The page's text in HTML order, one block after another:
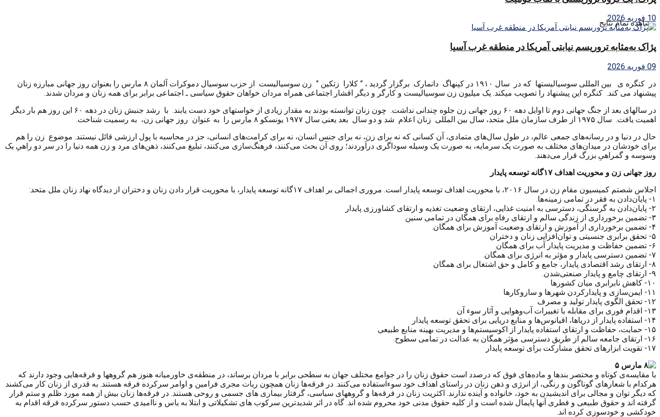
مشاهده تمام نتایج
10 فوریه 2026
پژاک به‌مثابه تروریسم نیابتی آمریکا در منطقه غرب آسیا
09 فوریه 2026
در کنگره ی بین المللی سوسیالیستها که در سال ۱۹۱۰ در کپنهاگ دانمارک برگزار گردید ، ” کلارا زتکین ” زن سوسیالیست از حزب سوسیال دموکرات آلمان ۸ مارس را بعنوان روز جهانی مبارزه زنان
پیشنهاد می کند. کنگره این پیشنهاد را تصویب میکند. یک میلیون زن سوسیالیست و کارگر و دیگر اقشار اجتماعی همراه مردان خواهان حقوق سیاسی ـ اجتماعی برابر برای همه زنان و مردان شدند.
در سالهای بعد از جنگ جهانی دوم تا اوایل دهه ۶۰ روز جهانی زن جلوه چندانی نداشت. چون زنان توانسته بودند به مقدار زیادی از خواستهای خود دست یابند. با رشد جنبش زنان در دهه ۶۰ این روز هم بار دیگر
اهمیت یافت. سال ۱۹۷۵ از طرف سازمان ملل متحد، سال بین المللی زنان اعلام شد و دو سال بعد یعنی سال ۱۹۷۷ یونسکو ۸ مارس را به عنوان روز جهانی زن، به رسمیت شناخت.
حال در دنیا و در رسانه‌هاى جمعى عالم، در طول سال‌هاى متمادى‌، آن کسانى که نه براى زن‌، نه براى جنس انسان‌، نه براى کرامت‌هاى انسانى‌، جز در محاسبه با پول ارزشى قائل نیستند. موضوع زن را هم
براى خودشان در میدان‌هاى مختلف به صورت یک سرمایه، به صورت یک وسیله سوداگرى درآوردند؛ روى آن بحث مى‌کنند، فرهنگ‌سازى مى‌کنند، تبلیغ مى‌کنند، ذهن‌هاى مرد و زن همه دنیا را در سر دو راهىِ یک
وسوسه و گمراهىِ بزرگ قرار مى‌دهند.
روز جهانی زن و محوریت اهداف ۱۷گانه توسعه پایدار
اجلاس شصتم کمیسیون مقام زن در سال ۲۰۱۶، با محوریت اهداف توسعه پایدار است. مروری اجمالی بر اهداف ۱۷گانه توسعه پایدار، با محوریت قرار دادن زنان و دختران از دیدگاه نهاد زنان ملل متحد:
۱- پایان‌دادن به فقر در تمامی زمینه‌ها.
۲- پایان‌دادن به گرسنگی، دسترسی به امنیت غذایی، ارتقای وضعیت تغذیه و ارتقای کشاورزی پایدار
۳- تضمین برخورداری از زندگی سالم و ارتقای رفاه برای همگان در تمامی سنین
۴- تضمین برخورداری از آموزش و ارتقای وضعیت آموزش برای همگان.
۵- تحقق برابری جنسیتی و توان‌افزایی زنان و دختران
۶- تضمین حفاظت و مدیریت پایدار آب برای همگان
۷- تضمین دسترسی پایدار و مؤثر به انرژی برای همگان
۸- ارتقای رشد اقتصادی پایدار، جامع و کامل و حق اشتغال برای همگان
۹- ارتقای چامع و پایدار صنعتی‌شدن.
۱۰- کاهش نابرابری میان کشورها
۱۱- ایمن‌سازی و پایدارکردن شهرها و سازوکارها
۱۲- تحقق الگوی پایدار تولید و مصرف
۱۳- اقدام فوری برای مقابله با تغییرات آب‌وهوایی و آثار سوء آن
۱۴- استفاده پایدار از دریاها، اقیانوس‌ها و منابع دریایی برای تحقق توسعه پایدار
۱۵- حمایت، حفاظت و ارتقای استفاده پایدار از اکوسیستم‌ها و مدیریت بهینه منابع طبیعی
۱۶- ارتقای جامعه سالم از طریق دسترسی مؤثر همگان به عدالت در تمامی سطوح.
۱۷- تقویت ابزارهای تحقق مشارکت برای توسعه پایدار
با مقایسه‌ی کوتاه و مختصر بندها و ماده‌های فوق که درصدد است حقوق زنان را در جوامع مختلف جهان به سطحی برابر با مردان برساند، در منطقه‌ی خاورمیانه هنوز هم گروهها و فرقه‌هایی وجود دارند که
هرکدام با شعارهای گوناگون و رنگی، از انرژی و ذهن زنان در راستای اهداف خود سوءاستفاده می‌کنند. در فرقه‌ها زنان همچون ربات مجری فرامین و اوامر سرکرده فرقه هستند. به قدری از زنان کار می‌کشند
که دیگر توان و مجالی برای اندیشیدن به خود، خانواده و آینده ندارند. اکثریت زنان در فرقه‌ها و گروههای سیاسی، گرفتار بیماری های جسمی و روحی هستند. در فرقه‌ها زنان بیش از همه مورد ظلم و ستم قرار
گرفته اند و حقوق طبیعی و فطری آنها پایمال شده است و از کلیه حقوق مدنی خود محروم شده اند. گاه در اثر شدیدترین سرکوب های تشکیلاتی و ابتلا به یاس و ناامیدی حسب دستور سرکرده فرقه اقدام به
خودکشی و خودسوزی کرده اند.